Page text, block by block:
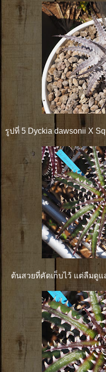
รูปที่ 5 Dyckia dawsonii X
ต้นสวยที่คัดเก็บไว้ แต่ลืมดูแ